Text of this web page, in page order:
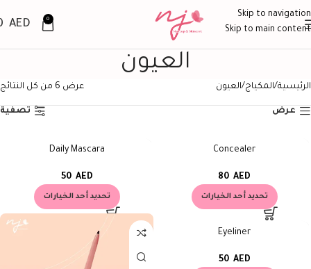
Skip to navigation
Skip to main content
0
AED
العيون
الرئيسية المكياج العيون عرض ⁦6⁩ من كل النتائج
عرض تصفية
Concealer
80 AED
تحديد أحد الخيارات
Daily Mascara
50 AED
تحديد أحد الخيارات
Eyeliner
50 AED